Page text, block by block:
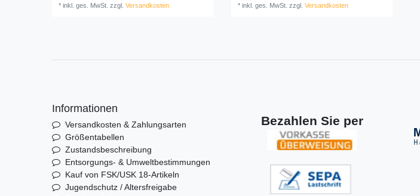
*inkl. ges. MwSt. zzgl.Versandkosten *inkl. ges. MwSt. zzgl.Versandkosten
Informationen
Versandkosten & Zahlungsarten
Größentabellen
Zustandsbeschreibung
Entsorgungs- & Umweltbestimmungen
Kauf von FSK/USK 18-Artikeln
Jugendschutz / Altersfreigabe
Bezahlen Sie per